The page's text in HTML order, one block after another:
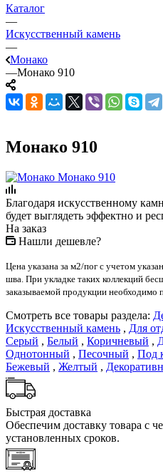
Каталог
—
Искусственный камень
—
Монако
—Монако 910
Монако 910
Благодаря искусственному
будет выглядеть эффектно и
На заказ
Нашли дешевле?
Цена указана за м2/пог с учетом
шва. При укладке таких коллекций
заказываемой продукции необходимо
Смотреть все товары раздела:
Искусственный камень , Для
Серый , Белый , Коричневый ,
Однотонный , Песочный , Под
Бежевый , Желтый ,
Быстрая доставка
Обеспечим доставку товара с
установленных сроков.